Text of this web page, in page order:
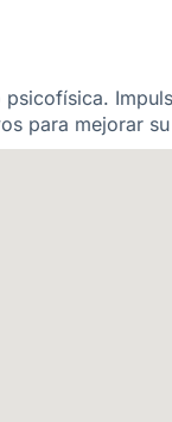
para mejorar